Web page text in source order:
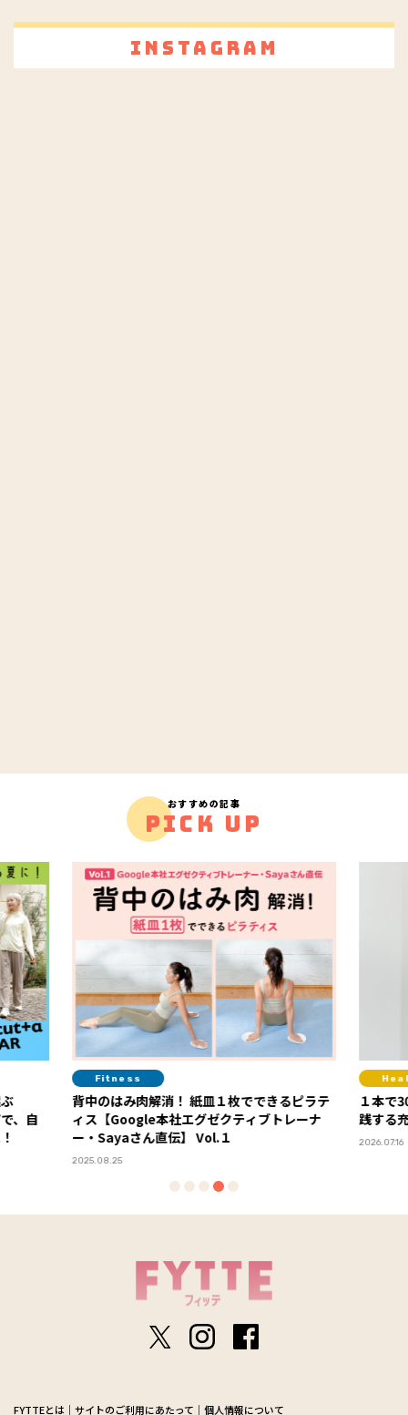
Instagram
おすすめの記事
PICK UP
ラテ
ーナ
Healthcare
１本で30gのプロテイン！ 美姿勢コーチも実
践する充実の高たんぱくライフ
2026.07.16 PR
迷い、
語る「
2025.11.14
FYTTEとは サイトのご利用にあたって 個人情報について